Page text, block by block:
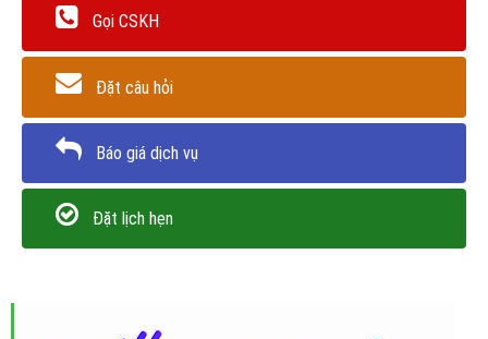
Gọi CSKH
Đặt câu hỏi
Báo giá dịch vụ
Đặt lịch hẹn